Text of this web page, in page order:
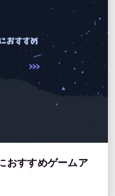
おすすめゲームア